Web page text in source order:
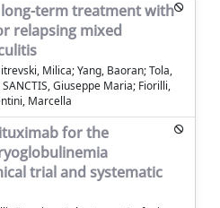
term treatment with
relapsing mixed
Milica; Yang, Baoran; Tola,
Giuseppe Maria; Fiorilli,
Marcella
for the
trial and systematic